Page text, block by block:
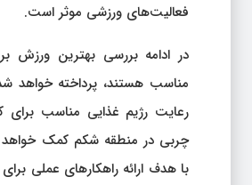
فعالیت‌های ورزشی موثر است.
در ادامه بررسی بهترین ورزش
مناسب هستند، پرداخته خواهد
رعایت رژیم غذایی مناسب
چربی در منطقه شکم کمک خواهد
با هدف ارائه راهکارهای عملی